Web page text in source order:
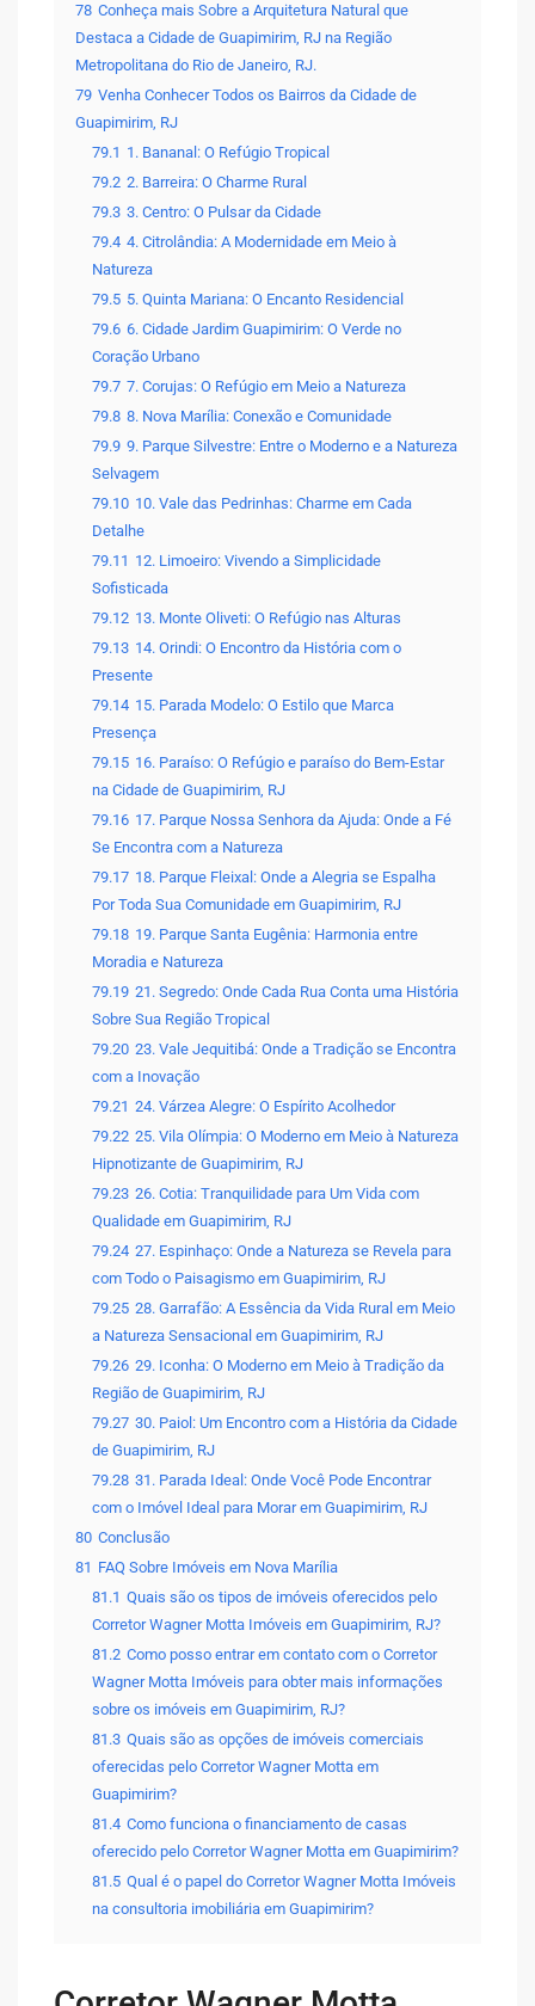
78 Conheça mais Sobre a Arquitetura Natural que
Destaca a Cidade de Guapimirim, RJ na Região
Metropolitana do Rio de Janeiro, RJ.
79 Venha Conhecer Todos os Bairros da Cidade de
Guapimirim, RJ
79.1 1. Bananal: O Refúgio Tropical
79.2 2. Barreira: O Charme Rural
79.3 3. Centro: O Pulsar da Cidade
79.4 4. Citrolândia: A Modernidade em Meio à
Natureza
79.5 5. Quinta Mariana: O Encanto Residencial
79.6 6. Cidade Jardim Guapimirim: O Verde no
Coração Urbano
79.7 7. Corujas: O Refúgio em Meio a Natureza
79.8 8. Nova Marília: Conexão e Comunidade
79.9 9. Parque Silvestre: Entre o Moderno e a Natureza
Selvagem
79.10 10. Vale das Pedrinhas: Charme em Cada
Detalhe
79.11 12. Limoeiro: Vivendo a Simplicidade
Sofisticada
79.12 13. Monte Oliveti: O Refúgio nas Alturas
79.13 14. Orindi: O Encontro da História com o
Presente
79.14 15. Parada Modelo: O Estilo que Marca
Presença
79.15 16. Paraíso: O Refúgio e paraíso do Bem-Estar
na Cidade de Guapimirim, RJ
79.16 17. Parque Nossa Senhora da Ajuda: Onde a Fé
Se Encontra com a Natureza
79.17 18. Parque Fleixal: Onde a Alegria se Espalha
Por Toda Sua Comunidade em Guapimirim, RJ
79.18 19. Parque Santa Eugênia: Harmonia entre
Moradia e Natureza
79.19 21. Segredo: Onde Cada Rua Conta uma História
Sobre Sua Região Tropical
79.20 23. Vale Jequitibá: Onde a Tradição se Encontra
com a Inovação
79.21 24. Várzea Alegre: O Espírito Acolhedor
79.22 25. Vila Olímpia: O Moderno em Meio à Natureza
Hipnotizante de Guapimirim, RJ
79.23 26. Cotia: Tranquilidade para Um Vida com
Qualidade em Guapimirim, RJ
79.24 27. Espinhaço: Onde a Natureza se Revela para
com Todo o Paisagismo em Guapimirim, RJ
79.25 28. Garrafão: A Essência da Vida Rural em Meio
a Natureza Sensacional em Guapimirim, RJ
79.26 29. Iconha: O Moderno em Meio à Tradição da
Região de Guapimirim, RJ
79.27 30. Paiol: Um Encontro com a História da Cidade
de Guapimirim, RJ
79.28 31. Parada Ideal: Onde Você Pode Encontrar
com o Imóvel Ideal para Morar em Guapimirim, RJ
80 Conclusão
81 FAQ Sobre Imóveis em Nova Marília
81.1 Quais são os tipos de imóveis oferecidos pelo
Corretor Wagner Motta Imóveis em Guapimirim, RJ?
81.2 Como posso entrar em contato com o Corretor
Wagner Motta Imóveis para obter mais informações
sobre os imóveis em Guapimirim, RJ?
81.3 Quais são as opções de imóveis comerciais
oferecidas pelo Corretor Wagner Motta em
Guapimirim?
81.4 Como funciona o financiamento de casas
oferecido pelo Corretor Wagner Motta em Guapimirim?
81.5 Qual é o papel do Corretor Wagner Motta Imóveis
na consultoria imobiliária em Guapimirim?